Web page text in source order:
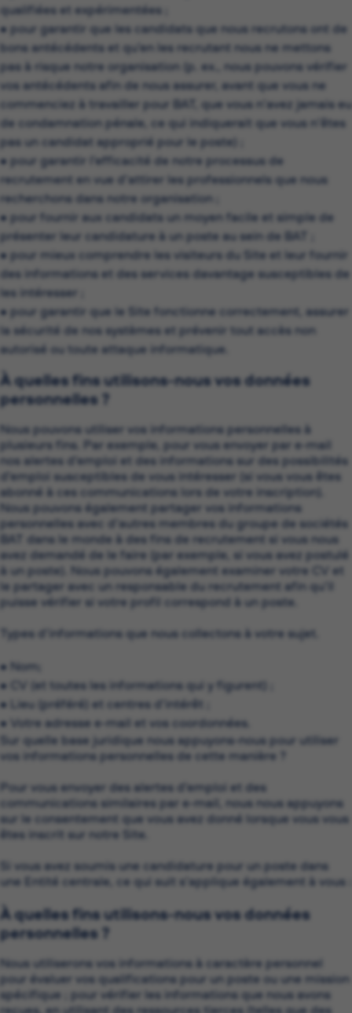
qualifiées et expérimentées ;
• pour garantir que les candidats que nous recrutons ont de
bons antécédents et qu’en les recrutant nous ne mettons
pas à risque notre organisation (p. ex., nous pouvons vérifier
vos antécédents afin de nous assurer, avant que vous ne
commenciez à travailler pour BAT, que vous n’avez jamais eu
de condamnation pénale, ce qui indiquerait que vous n’êtes
pas un candidat approprié pour le poste) ;
• pour garantir l’efficacité de notre processus de
recrutement en vue d’attirer les professionnels que nous
recherchons dans notre organisation ;
• pour fournir aux candidats un moyen facile et simple de
présenter leur candidature à un poste au sein de BAT ;
• pour mieux comprendre les visiteurs du Site et leur fournir
des informations et des services davantage susceptibles de
les intéresser ;
• pour garantir que le Site fonctionne correctement, assurer
la sécurité de nos systèmes et prévenir tout accès non
autorisé ou toute attaque informatique.
À quelles fins utilisons-nous vos données
personnelles ?
Nous pouvons utiliser vos informations personnelles à
plusieurs fins. Par exemple, pour vous envoyer par e-mail
nos alertes d’emploi et des informations sur des possibilités
d’emploi susceptibles de vous intéresser (si vous vous êtes
abonné à ces communications lors de votre inscription).
Nous pouvons également partager vos informations
personnelles avec d’autres membres du groupe de sociétés
BAT dans le monde à des fins de recrutement si vous nous
avez demandé de le faire (par exemple, si vous avez postulé
à un poste). Nous pouvons également examiner votre CV et
le partager avec un responsable du recrutement afin qu’il
puisse vérifier si votre profil correspond à un poste.
Types d’informations que nous collectons à votre sujet.
• Nom;
• CV (et toutes les informations qui y figurent) ;
• Lieu (préféré) et centres d’intérêt ;
• Votre adresse e-mail et vos coordonnées.
Sur quelle base juridique nous appuyons-nous pour utiliser
vos informations personnelles de cette manière ?
Pour vous envoyer des alertes d’emploi et des
communications similaires par e-mail, nous nous appuyons
sur le consentement que vous avez donné lorsque vous vous
êtes inscrit sur notre Site.
Si vous avez soumis une candidature pour un poste dans
une Entité centrale, ce qui suit s’applique également à vous :
À quelles fins utilisons-nous vos données
personnelles ?
Nous utiliserons vos informations à caractère personnel
pour évaluer vos qualifications pour un poste ou une mission
spécifique ; pour vérifier les informations que nous avons